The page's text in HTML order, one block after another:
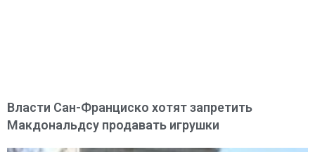
Власти Сан-Франциско хотят запретить
Макдональдсу продавать игрушки